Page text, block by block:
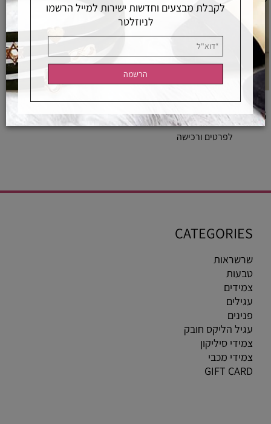
צבעי סיליקון
₪5
לפרטים ורכישה
CATEGORIES
שרשראות
טבעות
צמידים
עגילים
פנינים
עגיל הליקס חובק
צמידי סיליקון
צמידי מכבי
GIFT CARD
לקבלת מבצעים וחדשות ישירות למייל הרשמו
לניוזלטר